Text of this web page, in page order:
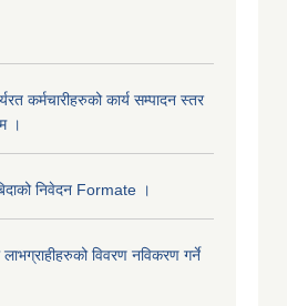
कर्मचारीहरुको कार्य सम्पादन स्तर
।
निवेदन Formate ।
लाभग्राहीहरुको विवरण नविकरण गर्ने